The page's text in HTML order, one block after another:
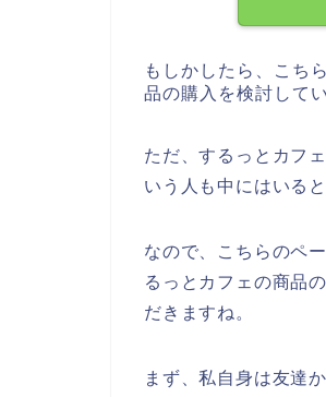
もしかしたら、こち
品の購入を検討して
ただ、するっとカフ
いう人も中にはいる
なので、こちらのペ
るっとカフェの商品
だきますね。
まず、私自身は友達